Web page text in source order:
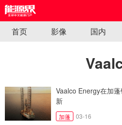
首页 影像 国内
Vaalco Energy在加
新
加蓬 03-16